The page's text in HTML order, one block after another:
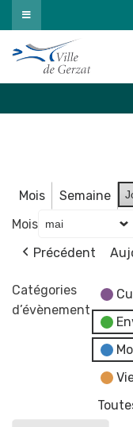
Passer
au
contenu
Mois Semaine
Mois
Précédent
Catégories
d’évènement